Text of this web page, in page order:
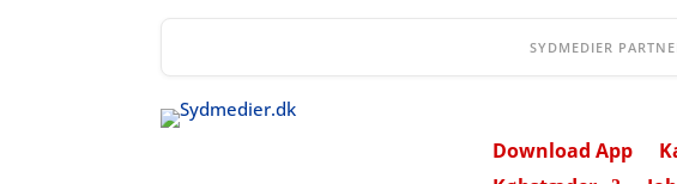
SYDMEDIER
Download App